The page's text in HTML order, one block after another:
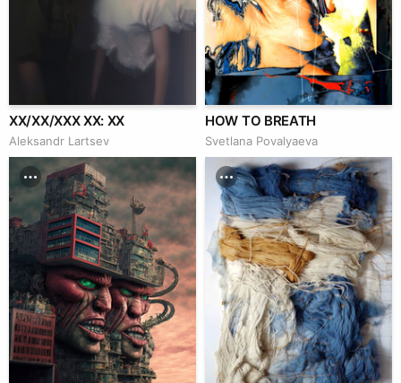
XX/XX/XXX XX: XX
Аleksandr Lartsev
HOW TO BREATH
Svetlana Povalyaeva